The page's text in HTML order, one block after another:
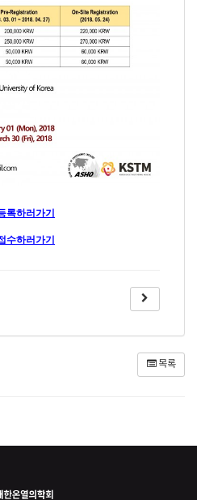
록하러가기
수하러가기
목록